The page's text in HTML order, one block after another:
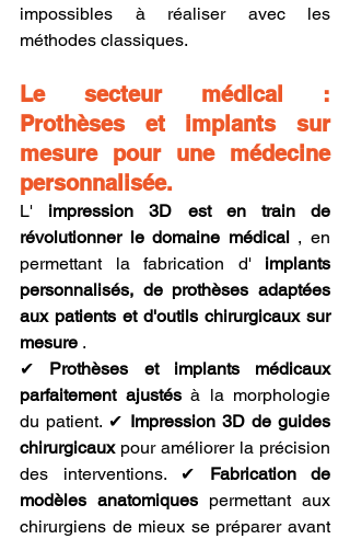
impossibles à réaliser avec les
méthodes classiques.
Le secteur médical :
Prothèses et implants sur
mesure pour une médecine
personnalisée.
L' impression 3D est en train de
révolutionner le domaine médical , en
permettant la fabrication d' implants
personnalisés, de prothèses adaptées
aux patients et d'outils chirurgicaux sur
mesure .
✔ Prothèses et implants médicaux
parfaitement ajustés à la morphologie
du patient. ✔ Impression 3D de guides
chirurgicaux pour améliorer la précision
des interventions. ✔ Fabrication de
modèles anatomiques permettant aux
chirurgiens de mieux se préparer avant